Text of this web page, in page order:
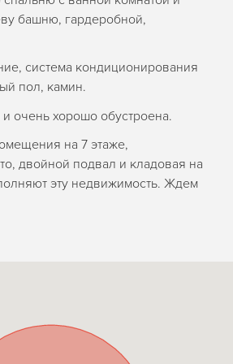
башню, гардеробной,
система кондиционирования
пол, камин.
и очень хорошо обустроена.
на 7 этаже,
двойной подвал и кладовая на
эту недвижимость. Ждем